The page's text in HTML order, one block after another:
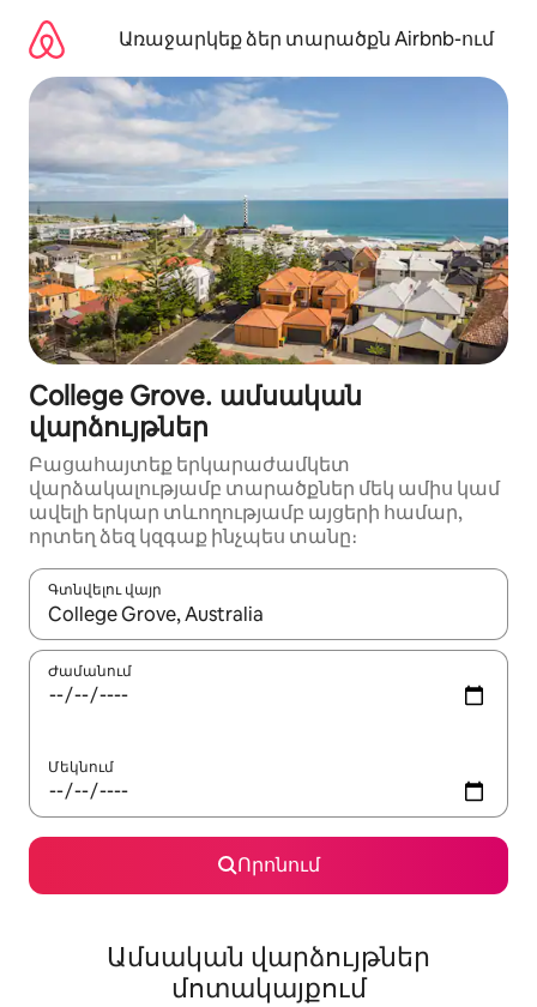
բովանդակությանըԱռաջարկեք ձեր տարածքն Airbnb-ում
College Grove․ ամսական
վարձույթներ
Բացահայտեք երկարաժամկետ
վարձակալությամբ տարածքներ մեկ ամիս կամ
ավելի երկար տևողությամբ այցերի համար,
որտեղ ձեզ կզգաք ինչպես տանը։
Գտնվելու վայր
Երբ արդյունքները հասանելի լինեն, սլաքների
Ժամանում
Մեկնում
Որոնում
Ամսական վարձույթներ
մոտակայքում